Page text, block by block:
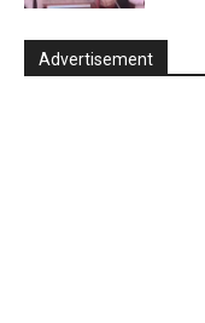
Advertisement